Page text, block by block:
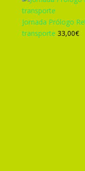
Jornada Prólogo
transporte 33,00€